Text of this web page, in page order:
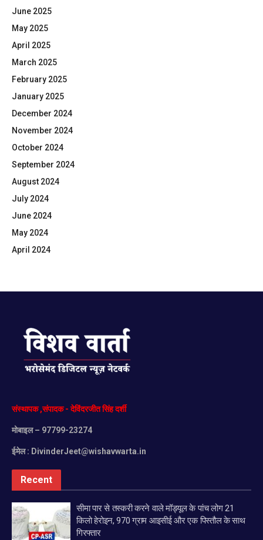
June 2025
May 2025
April 2025
March 2025
February 2025
January 2025
December 2024
November 2024
October 2024
September 2024
August 2024
July 2024
June 2024
May 2024
April 2024
संस्थापक,संपादक-देविंदरजीतसिंहदर्शी
मोबाइल– 97799-23274
ईमेल : DivinderJeet@wishavwarta.in
Recent
सीमा पार से तस्करी करने वाले मॉड्यूल के पांच लोग 21
किलो हेरोइन, 970 ग्राम आइसीई और एक पिस्तौल के साथ
गिरफ्तार